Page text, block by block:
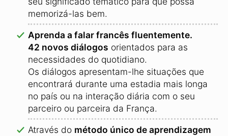
memorizá-las bem.
Aprenda a falar francês fluentemente.
42 novos diálogos orientados para as
necessidades do quotidiano.
Os diálogos apresentam-lhe situações que
encontrará durante uma estadia mais longa
no país ou na interação diária com o seu
parceiro ou parceira da França.
Através do método único de aprendizagem